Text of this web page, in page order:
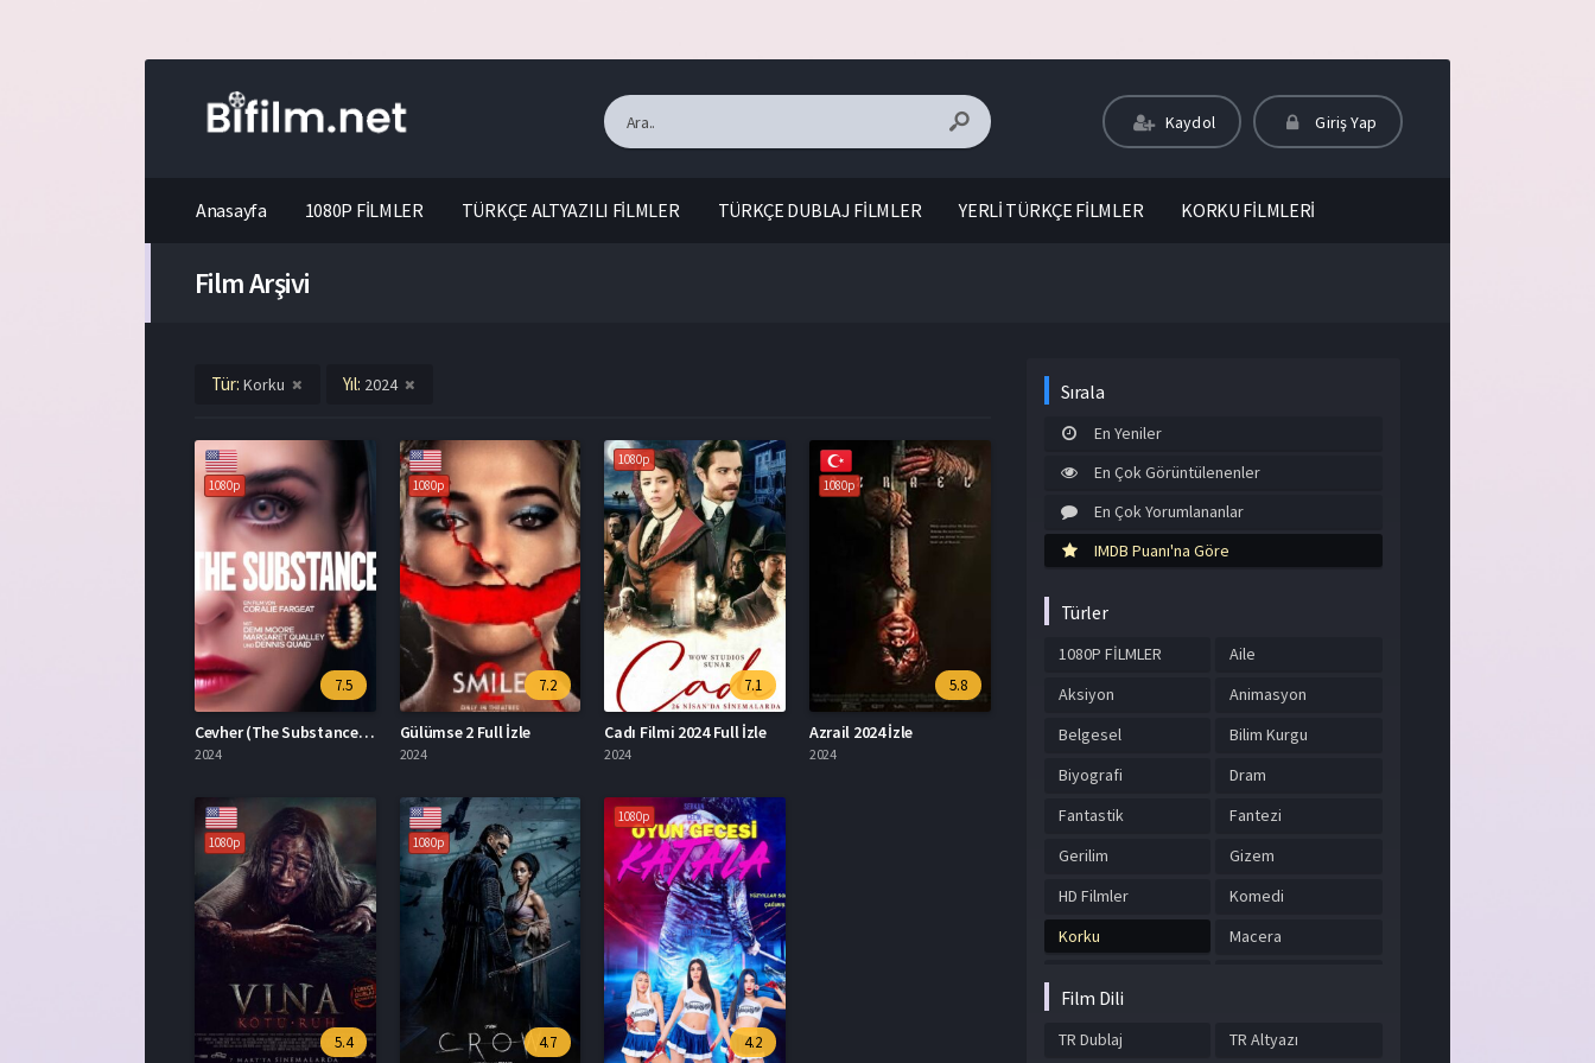
Kaydol Giriş Yap
Anasayfa 1080P FİLMLER TÜRKÇE ALTYAZILI FİLMLER TÜRKÇE DUBLAJ FİLMLER YERLİ TÜRKÇE FİLMLER KORKU FİLMLERİ
Film Arşivi
Tür: Korku Yıl: 2024
1080p
7.5
Cevher (The Substance) 2024 Film İzle Türkçe Dublaj
2024
1080p
7.2
Gülümse 2 Full İzle
2024
1080p
7.1
Cadı Filmi 2024 Full İzle
2024
1080p
5.8
Azrail 2024 İzle
2024
1080p
5.4
1080p
4.7
1080p
4.2
Sırala
En Yeniler
En Çok Görüntülenenler
En Çok Yorumlananlar
IMDB Puanı'na Göre
Türler
1080P FİLMLER
Aile
Aksiyon
Animasyon
Belgesel
Bilim Kurgu
Biyografi
Dram
Fantastik
Fantezi
Gerilim
Gizem
HD Filmler
Komedi
Korku
Macera
Film Dili
TR Dublaj TR Altyazı